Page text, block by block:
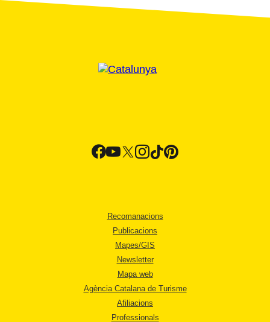
Recomanacions
Publicacions
Mapes/GIS
Newsletter
Mapa web
Agència Catalana de Turisme
Afiliacions
Professionals